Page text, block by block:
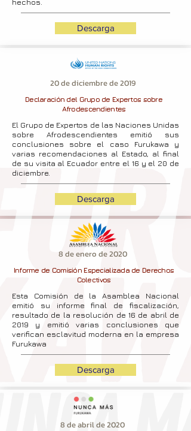
Descarga
20 de diciembre de 2019
Declaración del Grupo de Expertos sobre
Afrodescendientes
El Grupo de Expertos de las Naciones Unidas
sobre Afrodescendientes emitió sus
conclusiones sobre el caso Furukawa y
varias recomendaciones al Estado, al final
de su visita al Ecuador entre el 16 y el 20 de
diciembre.
Descarga
8 de enero de 2020
Informe de Comisión Especializada de Derechos
Colectivos
Esta Comisión de la Asamblea Nacional
emitió su informe final de fiscalización,
resultado de la resolución de 16 de abril de
2019 y emitió varias conclusiones que
verifican esclavitud moderna en la empresa
Furukawa
Descarga
8 de abril de 2020